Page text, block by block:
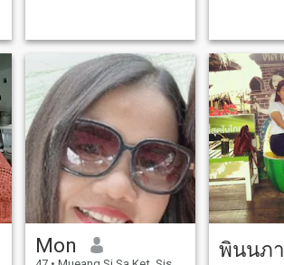
is to have a camper van fo
Mon พินนภา